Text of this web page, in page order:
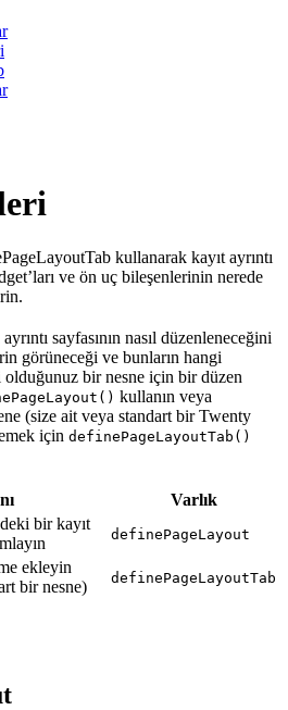
kullanarak kayıt ayrıntı
ve ön uç bileşenlerinin nerede
sayfasının nasıl düzenleneceğini
görüneceği ve bunların hangi
olduğunuz bir nesne için bir düzen
kullanın veya
(size ait veya standart bir Twenty
için definePageLayoutTab()
Varlık
bir kayıt
definePageLayout
ekleyin
bir nesne)
definePageLayoutTab